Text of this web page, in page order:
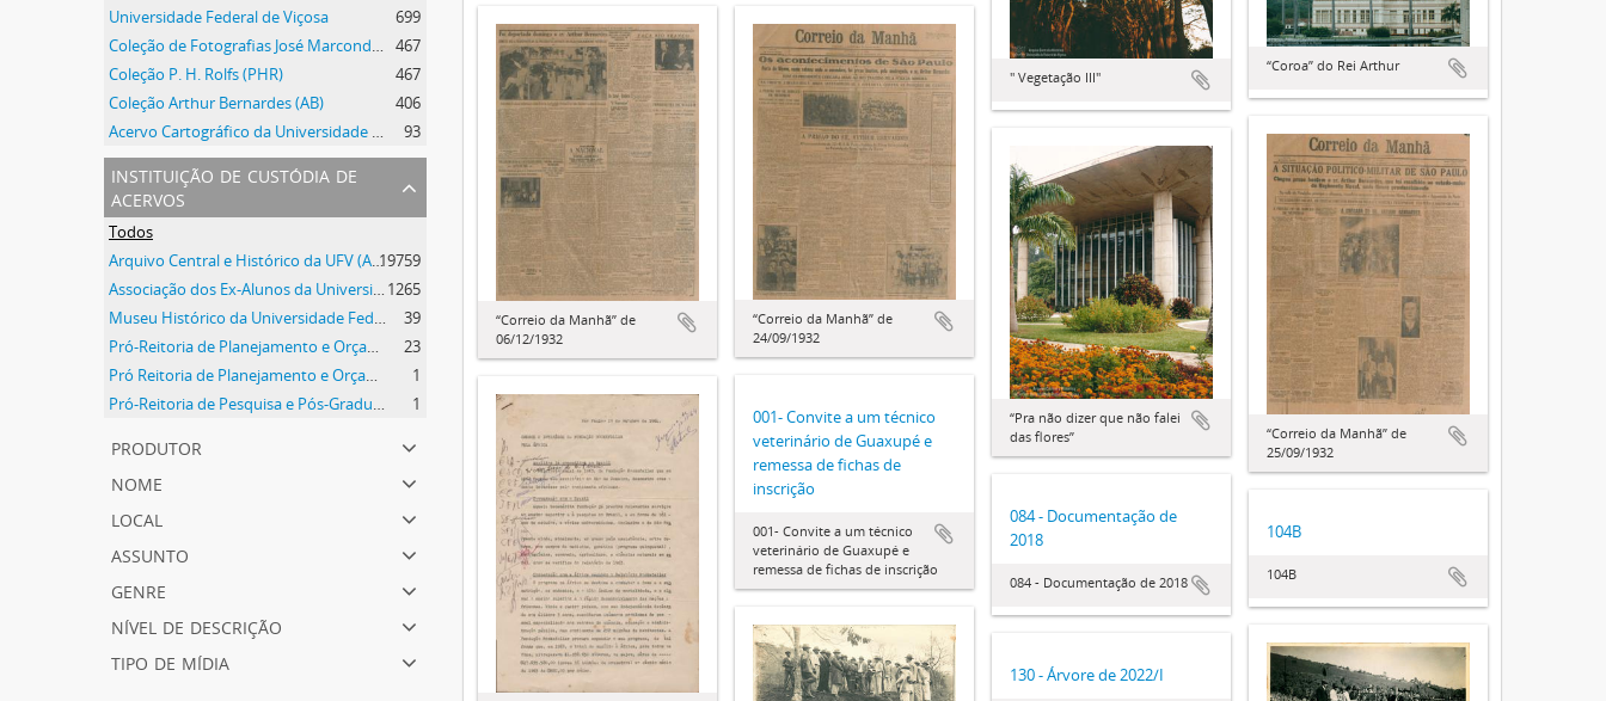
Universidade Federal de Viçosa
699
Coleção de Fotografias José Marcondes Borges
467
Coleção P. H. Rolfs (PHR)
467
Coleção Arthur Bernardes (AB)
406
Acervo Cartográfico da Universidade Federal de Viçosa
93
instituição de custódia de
acervos
Todos
Arquivo Central e Histórico da UFV (ACH-UFV)19759
Associação dos Ex-Alunos da Universidade Federal de Viçosa (AEA) 1265
Museu Histórico da Universidade Federal de Viçosa
39
Pró-Reitoria de Planejamento e Orçamento
23
Pró Reitoria de Planejamento e Orçamento
1
Pró-Reitoria de Pesquisa e Pós-Graduação
1
produtor
nome
local
assunto
genre
nível de descrição
tipo de mídia
" Vegetação III"
“Coroa” do Rei Arthur
“Correio da Manhã” de
06/12/1932
“Correio da Manhã” de
24/09/1932
“Correio da Manhã” de
25/09/1932
“Pra não dizer que não falei
das flores”
001- Convite a um técnico
veterinário de Guaxupé e
remessa de fichas de
inscrição
001- Convite a um técnico
veterinário de Guaxupé e
remessa de fichas de inscrição
084 - Documentação de
2018
084 - Documentação de 2018
104B
104B
130 - Árvore de 2022/I